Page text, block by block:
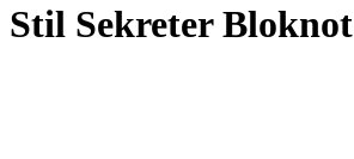
Stil Sekreter Bloknot